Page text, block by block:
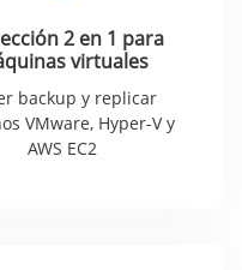
2 en 1 para
virtuales
backup y replicar
VMware, Hyper-V y
AWS EC2